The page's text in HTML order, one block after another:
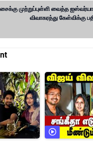
முற்றுப்புள்ளி வைத்த ஐஸ்வர்யா
விவாகரத்து கேள்விக்கு